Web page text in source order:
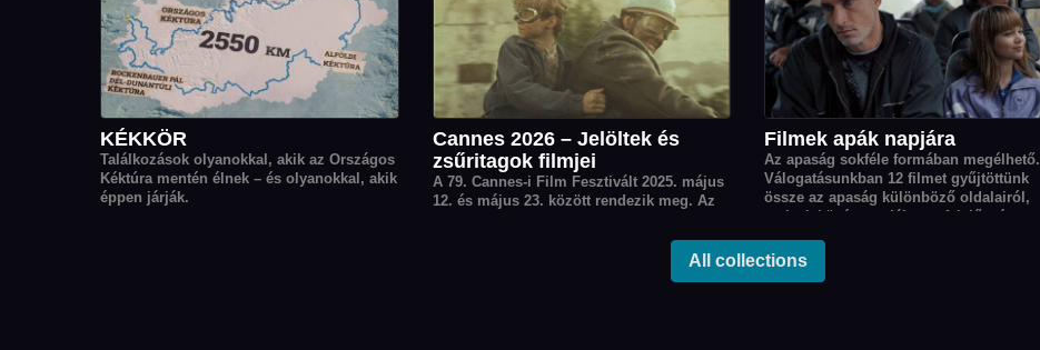
KÉKKÖR
Találkozások olyanokkal, akik az Országos
Kéktúra mentén élnek – és olyanokkal, akik
éppen járják.
Cannes 2026 – Jelöltek és
zsűritagok filmjei
A 79. Cannes-i Film Fesztivált 2025. május
12. és május 23. között rendezik meg. Az
filmjeiből válogattunk. A válogatásban
megtalálható még az idei zsűri elnök, Park
Chan-wook és további zsűritagok, Demi
Filmek apák napjára
Az apaság sokféle formában megélhető.
Válogatásunkban 12 filmet gyűjtöttünk
össze az apaság különböző oldalairól,
melyek középpontjában a felelősség, a
az együtt megélt örömök állnak.
All collections